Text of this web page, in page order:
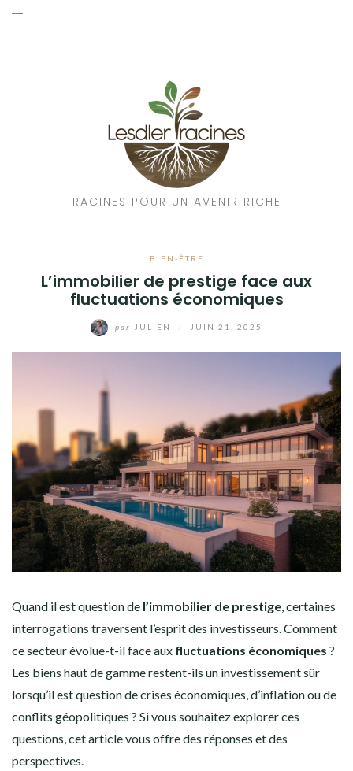
Aller
RACINES POUR UN AVENIR RICHE
BIEN-ÊTRE
L’immobilier de prestige face aux
fluctuations économiques
par JULIEN JUIN 21, 2025
Quand il est question de l’immobilier de prestige , certaines
interrogations traversent l’esprit des investisseurs. Comment
ce secteur évolue-t-il face aux fluctuations économiques ?
Les biens haut de gamme restent-ils un investissement sûr
lorsqu’il est question de crises économiques, d’inflation ou de
conflits géopolitiques ? Si vous souhaitez explorer ces
questions, cet article vous offre des réponses et des
perspectives.
ÉDUCATION
ARTISANAT